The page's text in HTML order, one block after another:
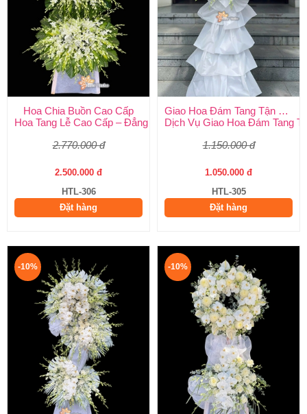
Hoa Chia Buồn Cao Cấp
Hoa Tang Lễ Cao Cấp – Đẳng Cấp Tinh Tế, Kính Viếng Trang
2.770.000 đ
2.500.000 đ
HTL-306
Đặt hàng
Giao Hoa Đám Tang Tận Nơi Toàn Quốc
Dịch Vụ Giao Hoa Đám Tang
1.150.000 đ
1.050.000 đ
HTL-305
Đặt hàng
-10% -10%